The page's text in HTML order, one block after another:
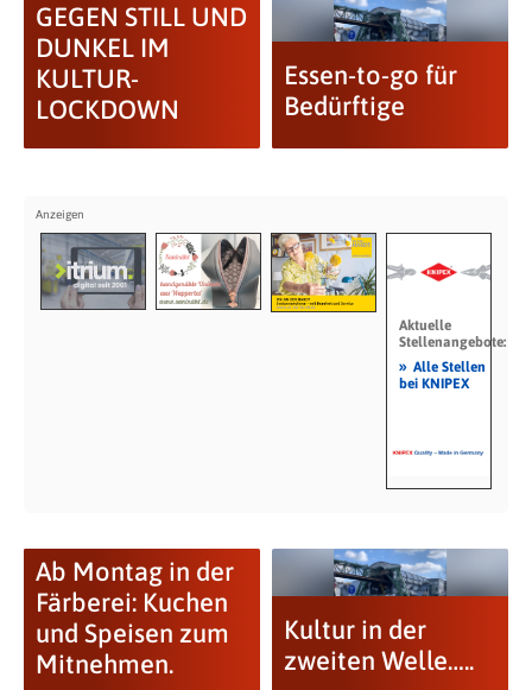
GEGEN STILL UND
DUNKEL IM
KULTUR-
LOCKDOWN
Essen-to-go für
Bedürftige
Aktuelle
Stellenangebote:
» Alle Stellen
bei KNIPEX
Ab Montag in der
Färberei: Kuchen
und Speisen zum
Mitnehmen.
Kultur in der
zweiten Welle…..